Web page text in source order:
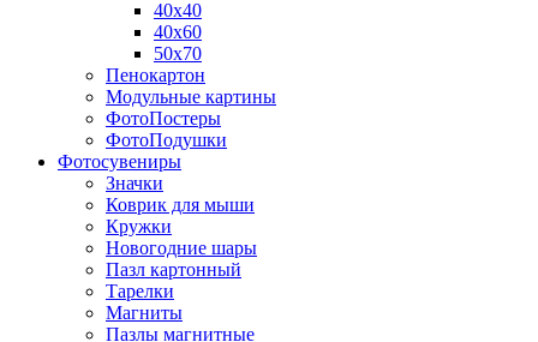
40х40
40х60
50х70
Пенокартон
Модульные картины
ФотоПостеры
ФотоПодушки
Фотоcувениры
Значки
Коврик для мыши
Кружки
Новогодние шары
Пазл картонный
Тарелки
Магниты
Пазлы магнитные